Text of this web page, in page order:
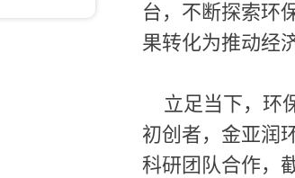
台，不断探索环
果转化为推动经
立足当下，环
初创者，金亚润
科研团队合作，